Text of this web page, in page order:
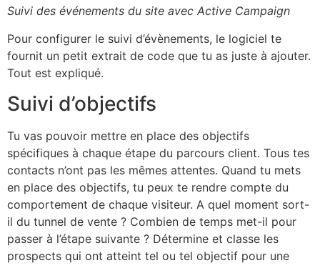
Suivi des événements du site avec Active Campaign
Pour configurer le suivi d’évènements, le logiciel te
fournit un petit extrait de code que tu as juste à ajouter.
Tout est expliqué.
Suivi d’objectifs
Tu vas pouvoir mettre en place des objectifs
spécifiques à chaque étape du parcours client. Tous tes
contacts n’ont pas les mêmes attentes. Quand tu mets
en place des objectifs, tu peux te rendre compte du
comportement de chaque visiteur. A quel moment sort-
il du tunnel de vente ? Combien de temps met-il pour
passer à l’étape suivante ? Détermine et classe les
prospects qui ont atteint tel ou tel objectif pour une